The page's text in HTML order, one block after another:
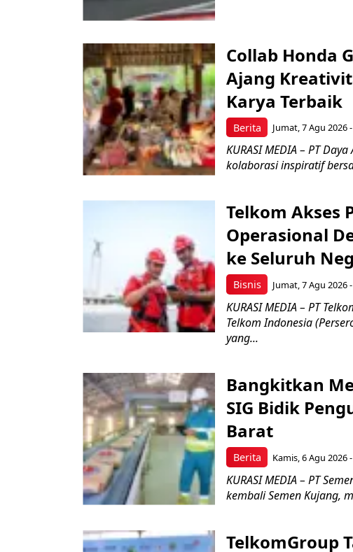
Berita
Collab Honda
Ajang
Karya Terbaik
Jumat, 7 Agu 2026
KURASI MEDIA – PT
kolaborasi inspiratif
Bisnis
Telkom Akses
Operasional
ke Seluruh
Jumat, 7 Agu 2026
KURASI MEDIA – PT
Telkom Indonesia
yang...
Berita
Bangkitkan
SIG Bidik
Barat
Kamis, 6 Agu 2026
KURASI MEDIA – PT
kembali Semen Kujang,
TelkomGroup